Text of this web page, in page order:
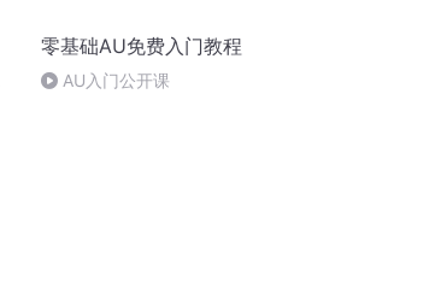
零基础AU免费入门教程
AU入门公开课